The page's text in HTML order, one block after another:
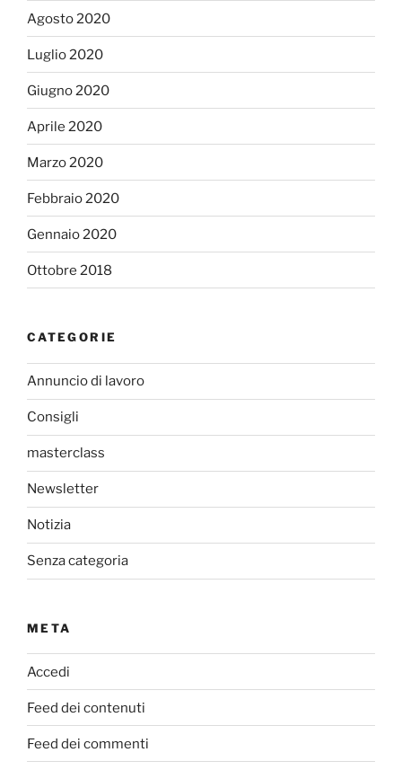
Agosto 2020
Luglio 2020
Giugno 2020
Aprile 2020
Marzo 2020
Febbraio 2020
Gennaio 2020
Ottobre 2018
CATEGORIE
Annuncio di lavoro
Consigli
masterclass
Newsletter
Notizia
Senza categoria
META
Accedi
Feed dei contenuti
Feed dei commenti